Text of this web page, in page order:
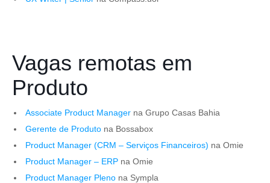
Vagas remotas em
Produto
Associate Product Manager na Grupo Casas Bahia
Gerente de Produto na Bossabox
Product Manager (CRM – Serviços Financeiros) na Omie
Product Manager – ERP na Omie
Product Manager Pleno na Sympla